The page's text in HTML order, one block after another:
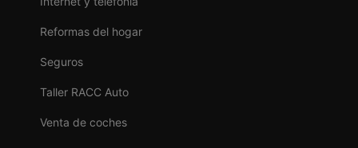
Reformas del hogar
Seguros
Taller RACC Auto
Venta de coches